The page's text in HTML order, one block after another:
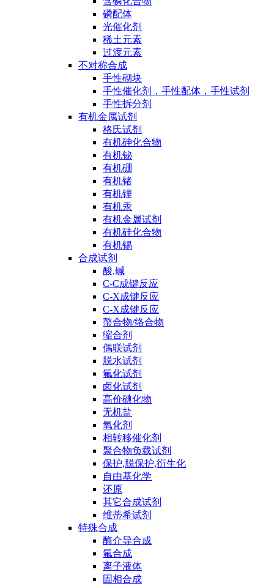
磷配体
光催化剂
稀土元素
过渡元素
不对称合成
手性砌块
手性催化剂，手性配体，手性试剂
手性拆分剂
有机金属试剂
格氏试剂
有机砷化合物
有机铋
有机硼
有机锗
有机锂
有机汞
有机金属试剂
有机硅化合物
有机锡
合成试剂
酸,碱
C-C成键反应
C-X成键反应
C-X成键反应
螯合物/络合物
缩合剂
偶联试剂
脱水试剂
氟化试剂
卤化试剂
高价碘化物
无机盐
氧化剂
相转移催化剂
聚合物负载试剂
保护,脱保护,衍生化
自由基化学
还原
其它合成试剂
维蒂希试剂
特殊合成
酶介导合成
氟合成
离子液体
固相合成